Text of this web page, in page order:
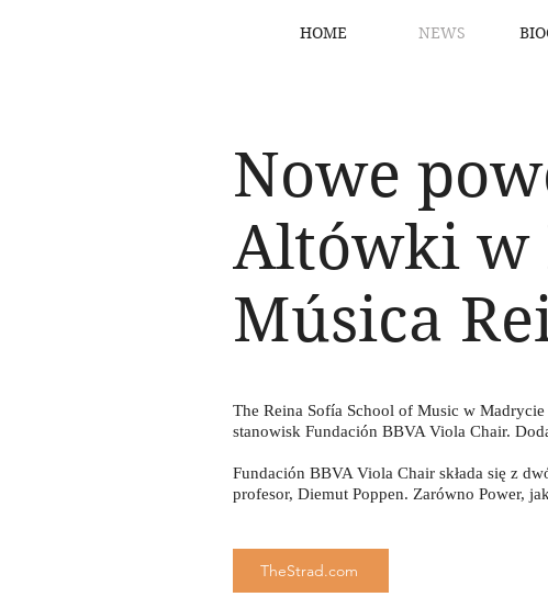
HOME NEWS
Nowe
Altówki w
Música
The Reina Sofía School of Music w Madrycie
stanowisk Fundación BBVA Viola Chair.
Fundación BBVA Viola Chair składa się z
profesor, Diemut Poppen. Zarówno Power,
TheStrad.com